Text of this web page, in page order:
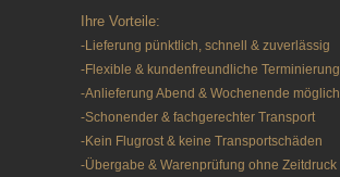
Ihre Vorteile:
-Lieferung pünktlich, schnell & zuverlässig
-Flexible & kundenfreundliche Terminierung
-Anlieferung Abend & Wochenende möglich
-Schonender & fachgerechter Transport
-Kein Flugrost & keine Transportschäden
-Übergabe & Warenprüfung ohne Zeitdruck